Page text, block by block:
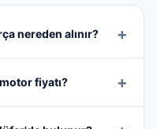
nereden alınır?
fiyatı?